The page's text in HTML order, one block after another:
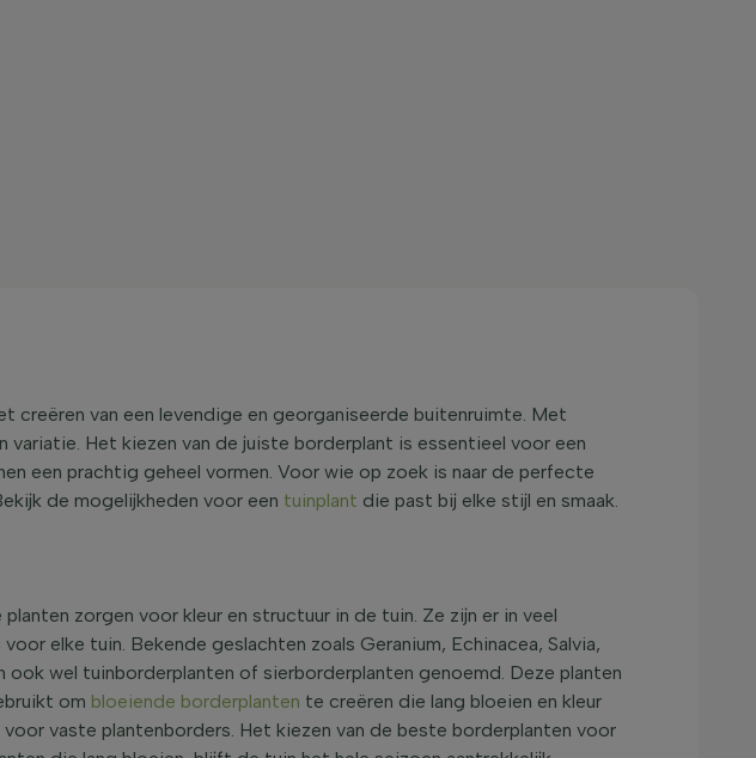
creëren van een levendige en georganiseerde buitenruimte. Met
Het kiezen van de juiste borderplant is essentieel voor een
een prachtig geheel vormen. Voor wie op zoek is naar de perfecte
de mogelijkheden voor een tuinplant die past bij elke stijl en smaak.
zorgen voor kleur en structuur in de tuin. Ze zijn er in veel
elke tuin. Bekende geslachten zoals Geranium, Echinacea, Salvia,
wel tuinborderplanten of sierborderplanten genoemd. Deze planten
om bloeiende borderplanten te creëren die lang bloeien en kleur
vaste plantenborders. Het kiezen van de beste borderplanten voor